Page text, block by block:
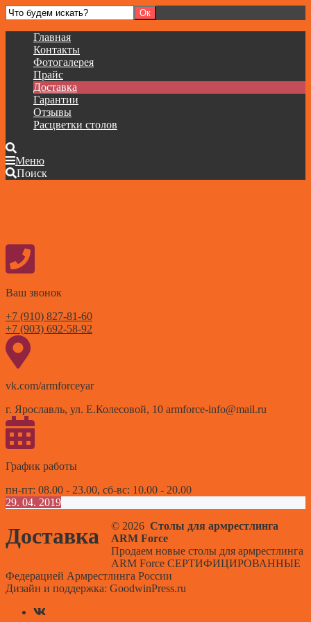
Главная
Контакты
Фотогалерея
Прайс
Доставка
Гарантии
Отзывы
Расцветки столов
Меню
Поиск
Ваш звонок
+7 (910) 827-81-60
+7 (903) 692-58-92
vk.com/armforceyar
г. Ярославль, ул. Е.Колесовой, 10 armforce-info@mail.ru
График работы
пн-пт: 08.00 - 23.00, сб-вс: 10.00 - 20.00
29. 04. 2019
Доставка © 2026Столы для армрестлинга
ARM Force
Продаем новые столы для армрестлинга
ARM Force СЕРТИФИЦИРОВАННЫЕ
Федерацией Армрестлинга России
Дизайн и поддержка: GoodwinPress.ru